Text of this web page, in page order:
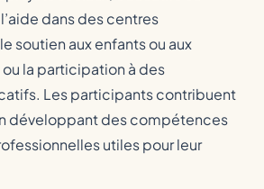
dans des centres
soutien aux enfants ou aux
la participation à des
Les participants contribuent
développant des compétences
utiles pour leur